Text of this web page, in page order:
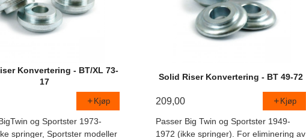
Konvertering - BT/XL 73-
17
Kjøp
og Sportster 1973-
springer, Sportster modeller
Solid Riser Konvertering - BT 49-72
209,00 Kjøp
Passer Big Twin og Sportster 1949-
1972 (ikke springer). For eliminering av